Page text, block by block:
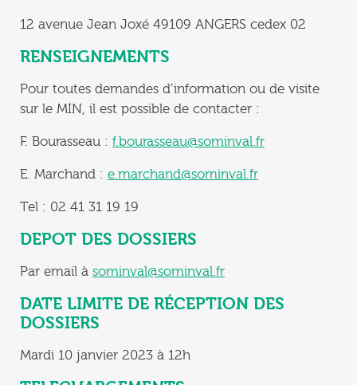
12 avenue Jean Joxé 49109 ANGERS cedex 02
RENSEIGNEMENTS
Pour toutes demandes d’information ou de visite
sur le MIN, il est possible de contacter :
F. Bourasseau : f.bourasseau@sominval.fr
E. Marchand : e.marchand@sominval.fr
Tel : 02 41 31 19 19
DEPOT DES DOSSIERS
Par email à sominval@sominval.fr
DATE LIMITE DE RÉCEPTION DES
DOSSIERS
Mardi 10 janvier 2023 à 12h